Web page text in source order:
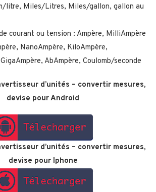
litre, Miles/Litres, Miles/gallon, gallon au
courant ou tension : Ampère, MilliAmpère
NanoAmpère, KiloAmpère,
AbAmpère, Coulomb/seconde
d’unités – convertir mesures,
devise pour Android
d’unités – convertir mesures,
devise pour Iphone